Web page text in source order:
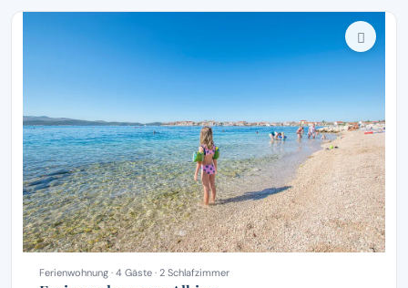
Ferienwohnung · 4 Gäste · 2 Schlafzimmer